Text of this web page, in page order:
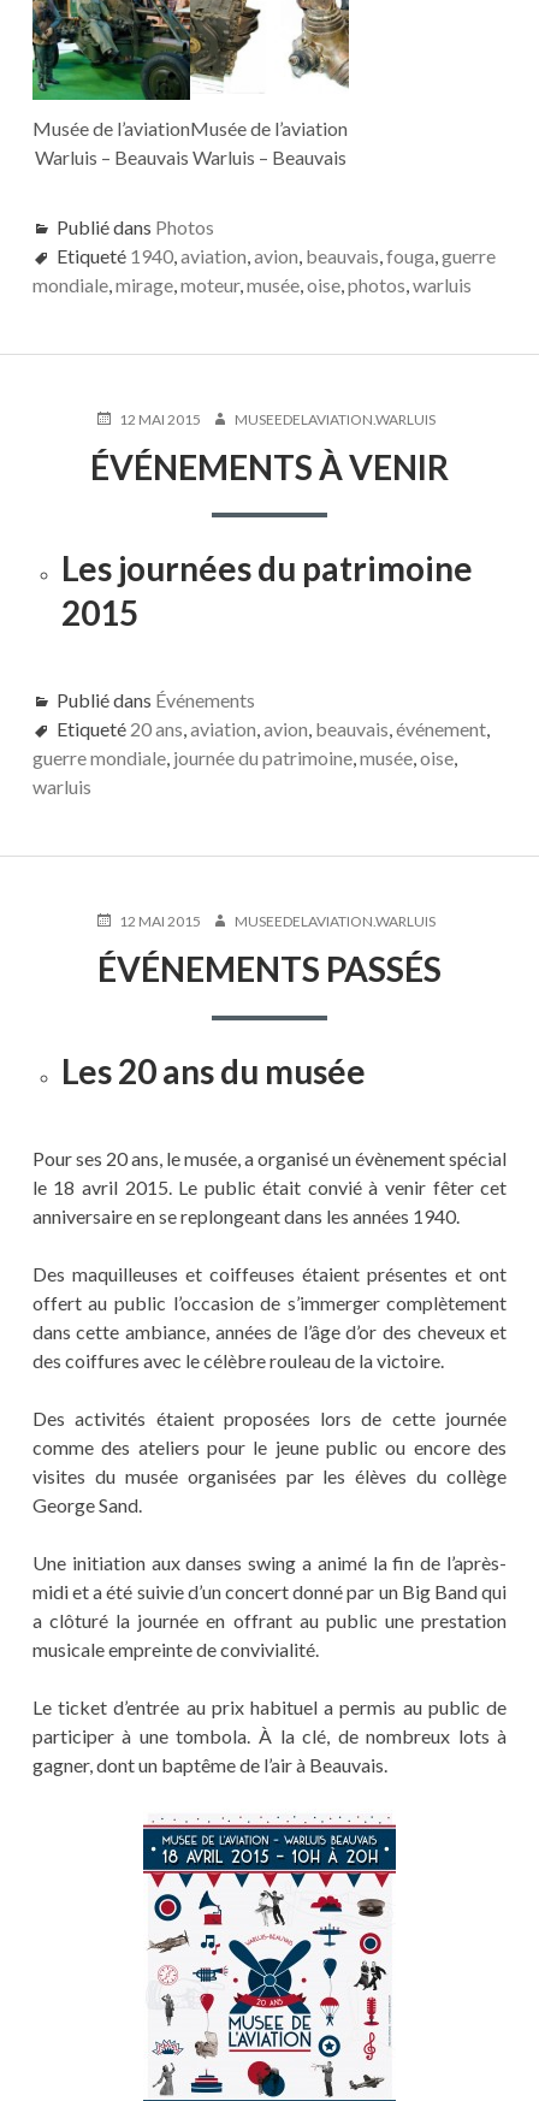
Musée de l’aviation
Warluis – Beauvais
Musée de l’aviation
Warluis – Beauvais
Publié dans Photos
Etiqueté 1940,aviation,avion, beauvais,fouga,guerre
mondiale,mirage,moteur,musée,oise,photos,warluis
PUBLIÉ12 MAI 2015 AUTEUR
MUSEEDELAVIATION.WARLUIS
ÉVÉNEMENTS À VENIR
Les journées du patrimoine
2015
Publié dans Événements
Etiqueté 20 ans,aviation,avion, beauvais,événement,
guerre mondiale, journée du patrimoine,musée,oise,
warluis
PUBLIÉ12 MAI 2015 AUTEUR
MUSEEDELAVIATION.WARLUIS
ÉVÉNEMENTS PASSÉS
Les 20 ans du musée
Pour ses 20 ans, le musée, a organisé un évènement spécial
le 18 avril 2015. Le public était convié à venir fêter cet
anniversaire en se replongeant dans les années 1940.
Des maquilleuses et coiffeuses étaient présentes et ont
offert au public l’occasion de s’immerger complètement
dans cette ambiance, années de l’âge d’or des cheveux et
des coiffures avec le célèbre rouleau de la victoire.
Des activités étaient proposées lors de cette journée
comme des ateliers pour le jeune public ou encore des
visites du musée organisées par les élèves du collège
George Sand.
Une initiation aux danses swing a animé la fin de l’après-
midi et a été suivie d’un concert donné par un Big Band qui
a clôturé la journée en offrant au public une prestation
musicale empreinte de convivialité.
Le ticket d’entrée au prix habituel a permis au public de
participer à une tombola. À la clé, de nombreux lots à
gagner, dont un baptême de l’air à Beauvais.